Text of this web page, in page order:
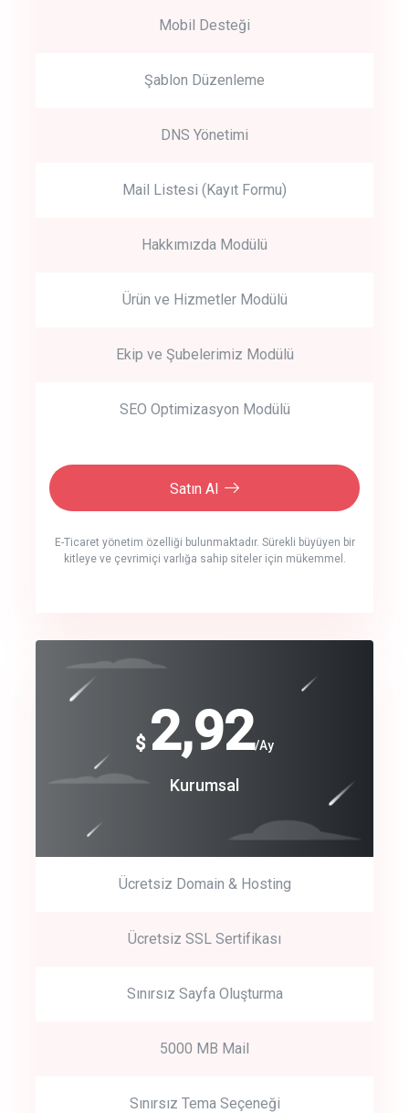
Mobil Desteği
Şablon Düzenleme
DNS Yönetimi
Mail Listesi (Kayıt Formu)
Hakkımızda Modülü
Ürün ve Hizmetler Modülü
Ekip ve Şubelerimiz Modülü
SEO Optimizasyon Modülü
Satın Al
E-Ticaret yönetim özelliği bulunmaktadır. Sürekli büyüyen bir
kitleye ve çevrimiçi varlığa sahip siteler için mükemmel.
crm auto cync
track energy costs
Get Started
Start by trying our service for 30 days free trial no credit card
$ 2,92/Ay
Kurumsal
Ücretsiz Domain & Hosting
Ücretsiz SSL Sertifikası
Sınırsız Sayfa Oluşturma
5000 MB Mail
Sınırsız Tema Seçeneği
$
240
Coroprate